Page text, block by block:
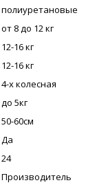
полиуретановые
от 8 до 12 кг
12-16 кг
12-16 кг
4-х колесная
до 5кг
50-60см
Да
24
Производитель